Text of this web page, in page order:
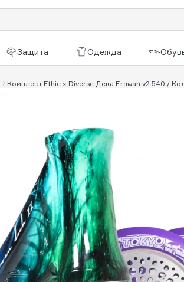
Защита Одежда
Комплект Ethic x Diverse Дека Erawan v2 540 /